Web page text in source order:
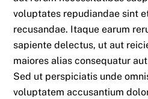
voluptates repudiandae sint
recusandae. Itaque earum
sapiente delectus, ut aut
maiores alias consequatur
Sed ut perspiciatis unde
voluptatem accusantium